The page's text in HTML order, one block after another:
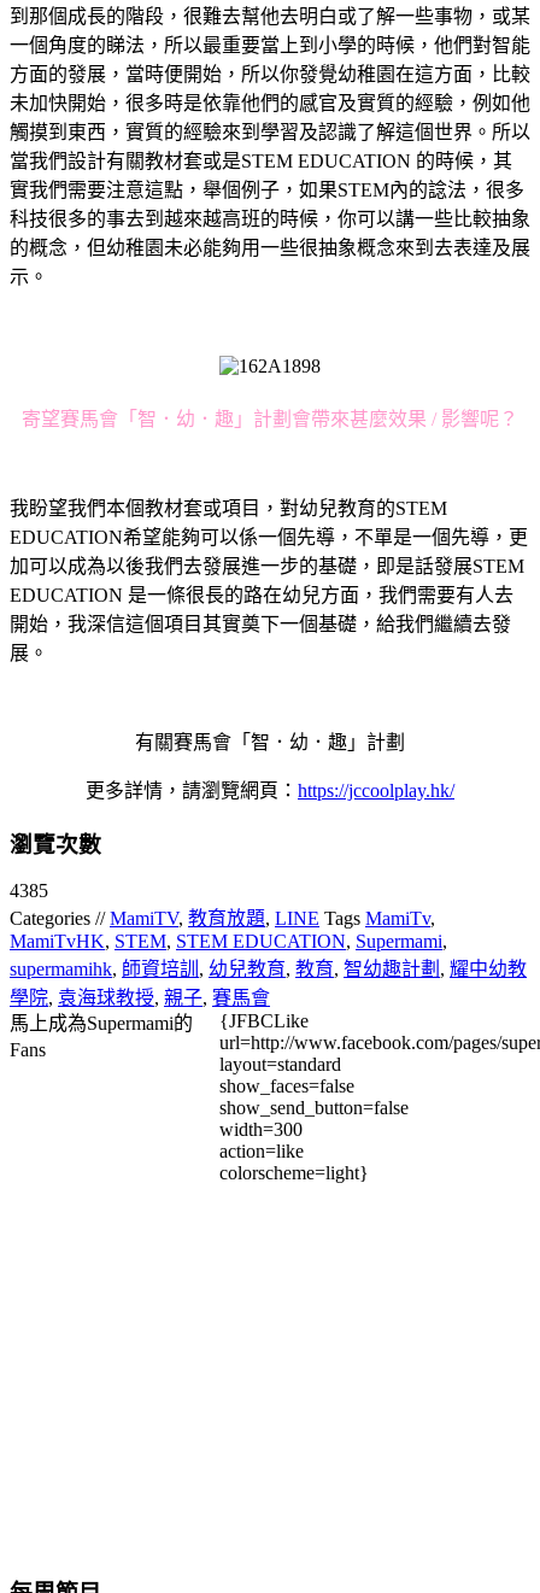
到那個成長的階段，很難去幫他去明白或了解一些事物，或某
一個角度的睇法，所以最重要當上到小學的時候，他們對智能
方面的發展，當時便開始，所以你發覺幼稚園在這方面，比較
未加快開始，很多時是依靠他們的感官及實質的經驗，例如他
觸摸到東西，實質的經驗來到學習及認識了解這個世界。所以
當我們設計有關教材套或是STEM EDUCATION 的時候，其
實我們需要注意這點，舉個例子，如果STEM內的諗法，很多
科技很多的事去到越來越高班的時候，你可以講一些比較抽象
的概念，但幼稚園未必能夠用一些很抽象概念來到去表達及展
示。
寄望賽馬會「智．幼．趣」計劃會帶來甚麼效果 / 影響呢？
我盼望我們本個教材套或項目，對幼兒教育的STEM
EDUCATION希望能夠可以係一個先導，不單是一個先導，更
加可以成為以後我們去發展進一步的基礎，即是話發展STEM
EDUCATION 是一條很長的路在幼兒方面，我們需要有人去
開始，我深信這個項目其實奠下一個基礎，給我們繼續去發
展。
有關賽馬會「智．幼．趣」計劃
更多詳情，請瀏覽網頁： https://jccoolplay.hk/
瀏覽次數
4385
Categories //MamiTV, 教育放題, LINE Tags MamiTv,
MamiTvHK, STEM, STEM EDUCATION, Supermami,
supermamihk, 師資培訓 , 幼兒教育, 教育, 智幼趣計劃 , 耀中幼教
學院, 袁海球教授, 親子, 賽馬會
馬上成為Supermami的
Fans
{JFBCLike
url=http://www.facebook.com/pages/
layout=standard
show_faces=false
show_send_button=false
width=300
action=like
colorscheme=light}